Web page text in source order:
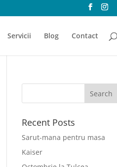
Servicii Blog Contact
Recent Posts
Sarut-mana pentru masa
Kaiser